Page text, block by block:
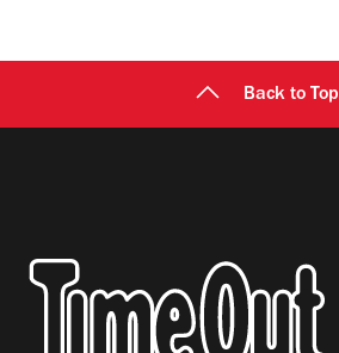
Back to Top